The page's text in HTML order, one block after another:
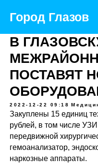
Город Глазов
В
ПОСТАВЯТ
2022-12-22 09:18
Закуплены 15 единиц
рублей, в том числе УЗИ
передвижной
гемоанализатор,
наркозные аппараты.